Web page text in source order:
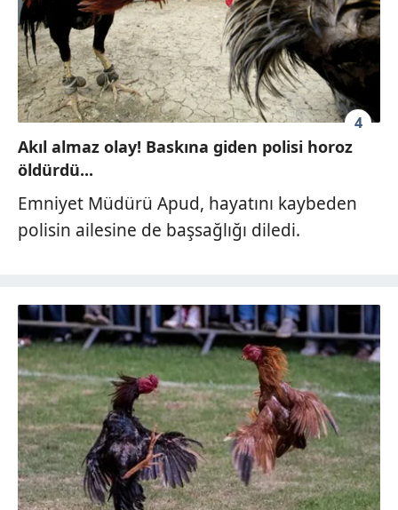
4
Akıl almaz olay! Baskına giden polisi horoz
öldürdü...
Emniyet Müdürü Apud, hayatını kaybeden
polisin ailesine de başsağlığı diledi.